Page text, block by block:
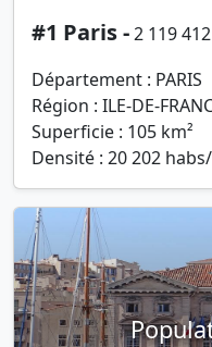
#1 Paris -2 119
Département : PARIS
Région : ILE-DE-
Superficie : 105 km²
Densité : 20 202